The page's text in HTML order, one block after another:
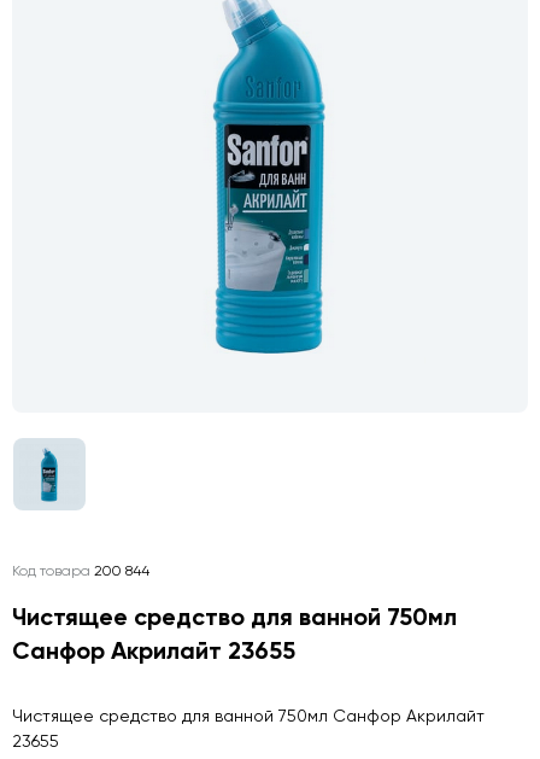
Код товара 200 844
Чистящее средство для ванной 750мл
Санфор Акрилайт 23655
Чистящее средство для ванной 750мл Санфор Акрилайт
23655